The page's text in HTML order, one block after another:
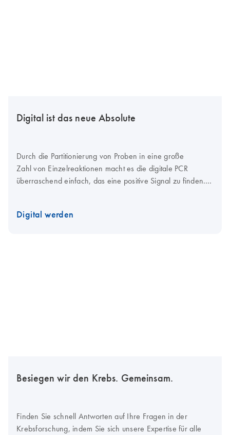
Digital ist das neue Absolute
Durch die Partitionierung von Proben in eine große
Zahl von Einzelreaktionen macht es die digitale PCR
überraschend einfach, das eine positive Signal zu finden.
Digital werden
Besiegen wir den Krebs. Gemeinsam.
Finden Sie schnell Antworten auf Ihre Fragen in der
Krebsforschung, indem Sie sich unsere Expertise für alle